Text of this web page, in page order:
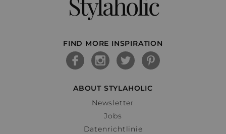
FIND MORE INSPIRATION
ABOUT STYLAHOLIC
Newsletter
Jobs
Datenrichtlinie